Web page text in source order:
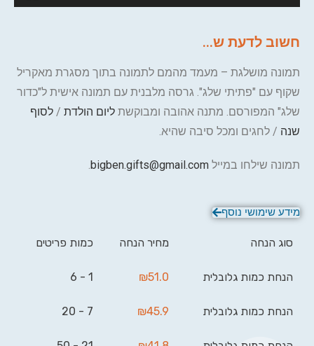
חשוב לדעת ש...
תמונה מושלגת – מעמד מהמם לתמונה בתוך מסגרת מאקריל
שקוף עם "פתיתי שלג". גרסה מלבנית עם תמונה אישית ל"כדור
שלג" המפורסם. מתנה אהובה ומבוקשת ליום הולדת / לסוף
שנה / לחגים ומכל סיבה שהיא.
תמונה שילחו במייל bigben.gifts@gmail.com
מידע שימושי נוסף
סוג הנחה מחיר הנחה כמות פריטים
הנחת כמות גלובלית ₪51.0
1 - 6
הנחת כמות גלובלית ₪45.9
7 - 20